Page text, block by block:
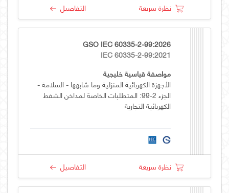
نظرة سريعة التفاصيل
GSO IEC 60335-2-99:2026
IEC 60335-2-99:2021
مواصفة قياسية خليجية
الأجهزة الكهربائية المنزلية وما شابهها - السلامة -
الجزء 2-99: المتطلبات الخاصة لمداخن الشفط
الكهربائية التجارية
نظرة سريعة التفاصيل